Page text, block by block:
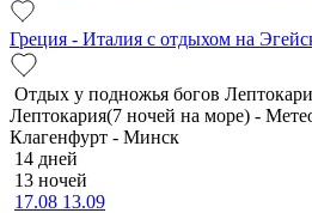
Греция - Италия с отдыхом на
Отдых у подножья богов
Лептокария(7 ночей на море) -
Клагенфурт - Минск
14 дней
13 ночей
17.08 13.09